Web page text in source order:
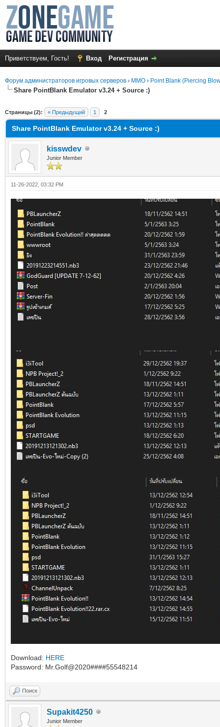
Приветствуем, Гость! Вход Регистрация
Форум администраторов игровых серверов › MMO › Point Blank (Piercing
Share PointBlank Emulator v3.24 + Source :)
Страницы (2): « Предыдущий 1 2
Share PointBlank Emulator v3.24 + Source :)
kisswdev
Junior Member
11-26-2022, 03:32 PM
Download: HERE
Password: Mr.Golf@2020####55548214
Поиск
Supakit4250
Junior Member